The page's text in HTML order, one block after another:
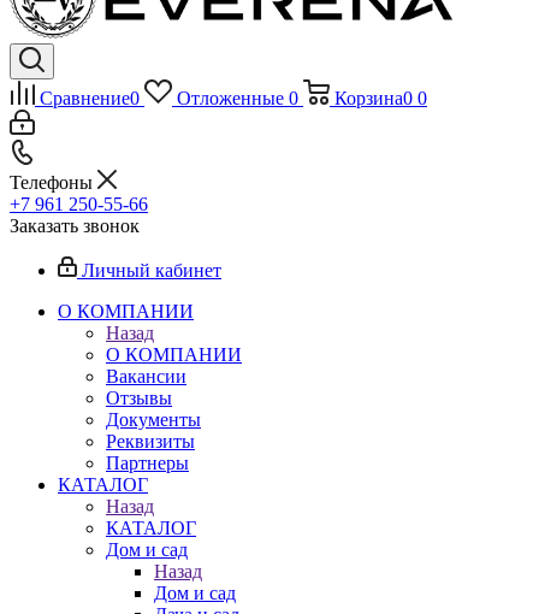
Сравнение0 Отложенные 0 Корзина0 0
Телефоны
+7 961 250-55-66
Заказать звонок
Личный кабинет
О КОМПАНИИ
Назад
О КОМПАНИИ
Вакансии
Отзывы
Документы
Реквизиты
Партнеры
КАТАЛОГ
Назад
КАТАЛОГ
Дом и сад
Назад
Дом и сад